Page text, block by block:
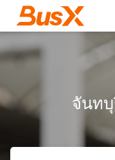
จันทบุ